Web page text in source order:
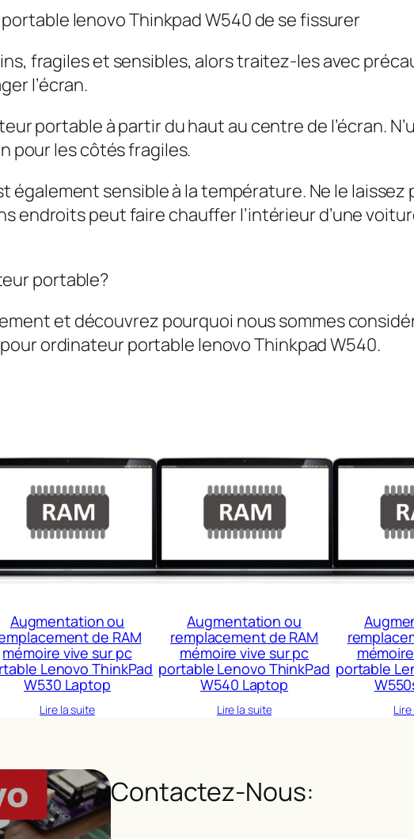
lenovo Thinkpad W540 de se fissurer
fragiles et sensibles, alors traitez-les avec
l’écran.
portable à partir du haut au centre de l’écran.
pour les côtés fragiles.
également sensible à la température. Ne le laissez
endroits peut faire chauffer l’intérieur d’une
portable?
et découvrez pourquoi nous sommes
ordinateur portable lenovo Thinkpad W540.
Augmentation ou
de RAM
mémoire vive sur pc
Lenovo ThinkPad
W530 Laptop
Lire la suite
Augmentation ou
remplacement de RAM
mémoire vive sur pc
portable Lenovo ThinkPad
W540 Laptop
Lire la suite
portable
Contactez-Nous: